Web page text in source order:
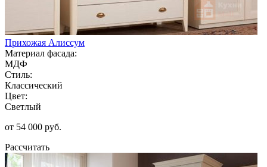
Прихожая Алиссум
Материал фасада:
МДФ
Стиль:
Классический
Цвет:
Светлый
от 54 000 руб.
Рассчитать